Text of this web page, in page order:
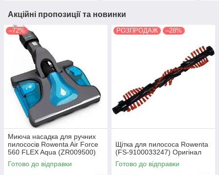
Акційні пропозиції та новинки
–72%
Миюча насадка для ручних
пилососів Rowenta Air Force
560 FLEX Aqua (ZR009500)
RH9471 RH9490 Оригінал
Готово до відправки
РОЗПРОДАЖ –28%
Щітка для пилососа Rowenta
(FS-9100033247) Оригінал
Готово до відправки